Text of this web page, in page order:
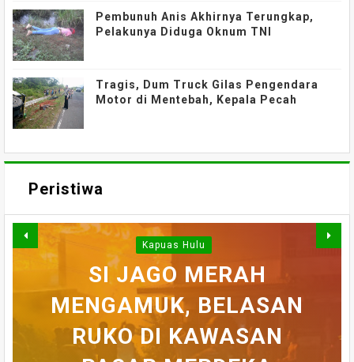
Pembunuh Anis Akhirnya Terungkap,
Pelakunya Diduga Oknum TNI
Tragis, Dum Truck Gilas Pengendara
Motor di Mentebah, Kepala Pecah
Peristiwa
WARGA DESA SEI AJUNG
YANG DILAPORKAN
HILANG SAAT
Kapuas Hulu
SI JAGO MERAH
MENGAMUK, BELASAN
RUKO DI KAWASAN
PEDULI KORBAN
BELASAN TOKO PAKAIAN
SEMPAT SEKARAT, H
AKHIRNYA TEWAS